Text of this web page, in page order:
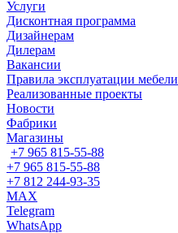
Услуги
Дисконтная программа
Дизайнерам
Дилерам
Вакансии
Правила эксплуатации мебели
Реализованные проекты
Новости
Фабрики
Магазины
+7 965 815-55-88
+7 965 815-55-88
+7 812 244-93-35
MAX
Telegram
WhatsApp